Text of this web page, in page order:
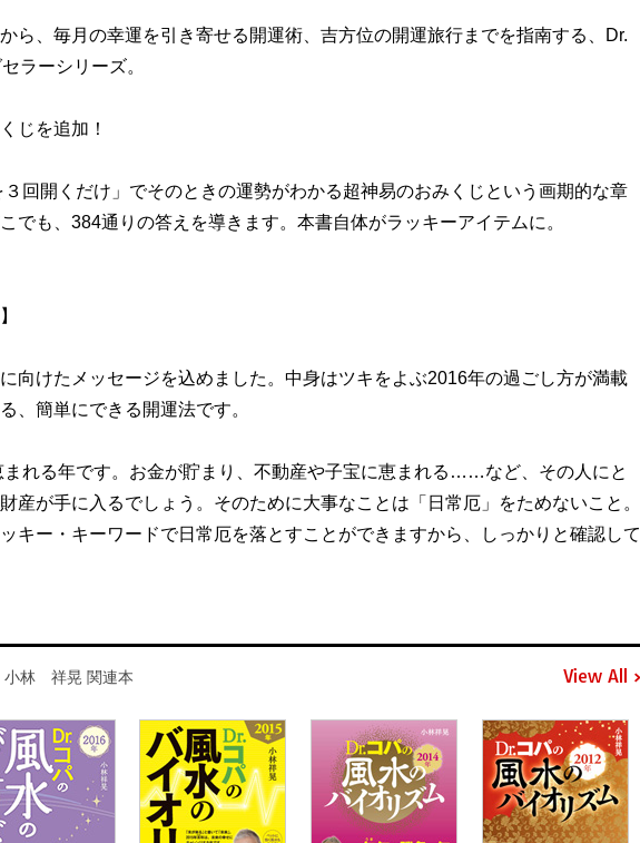
ら、毎月の幸運を引き寄せる開運術、吉方位の開運旅行までを指南する、Dr.
ラーシリーズ。
じを追加！
回開くだけ」でそのときの運勢がわかる超神易のおみくじという画期的な章
でも、384通りの答えを導きます。本書自体がラッキーアイテムに。
向けたメッセージを込めました。中身はツキをよぶ2016年の過ごし方が満載
、簡単にできる開運法です。
まれる年です。お金が貯まり、不動産や子宝に恵まれる……など、その人にと
産が手に入るでしょう。そのために大事なことは「日常厄」をためないこと。
キー・キーワードで日常厄を落とすことができますから、しっかりと確認して
小林 祥晃 関連本 View All